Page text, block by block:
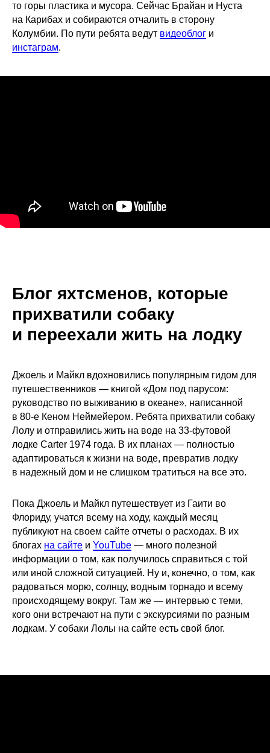
то горы пластика и мусора. Сейчас Брайан и Нуста
на Карибах и собираются отчалить в сторону
Колумбии. По пути ребята ведут видеоблог и
инстаграм.
Блог яхтсменов, которые
прихватили собаку
и переехали жить на лодку
Джоель и Майкл вдохновились популярным гидом для
путешественников — книгой «Дом под парусом:
руководство по выживанию в океане», написанной
в 80-е Кеном Неймейером. Ребята прихватили собаку
Лолу и отправились жить на воде на 33-футовой
лодке Carter 1974 года. В их планах — полностью
адаптироваться к жизни на воде, превратив лодку
в надежный дом и не слишком тратиться на все это.
Пока Джоель и Майкл путешествует из Гаити во
Флориду, учатся всему на ходу, каждый месяц
публикуют на своем сайте отчеты о расходах. В их
блогах на сайте и YouTube — много полезной
информации о том, как получилось справиться с той
или иной сложной ситуацией. Ну и, конечно, о том, как
радоваться морю, солнцу, водным торнадо и всему
происходящему вокруг. Там же — интервью с теми,
кого они встречают на пути с экскурсиями по разным
лодкам. У собаки Лолы на сайте есть свой блог.